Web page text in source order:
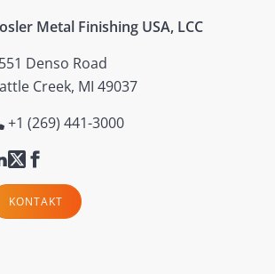
Metal Finishing USA, LCC
Denso Road
Creek, MI 49037
+1 (269) 441-3000
KONTAKT